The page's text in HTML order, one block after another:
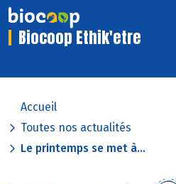
Biocoop Ethik'etre
Accueil
Toutes nos actualités
Le printemps se met à...